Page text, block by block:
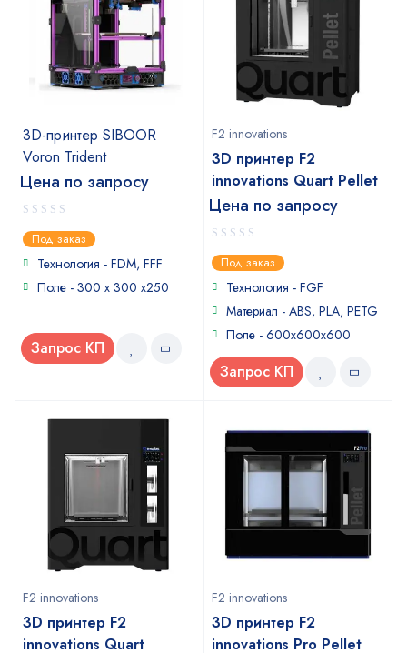
3D-принтер SIBOOR
Voron Trident
Цена по запросу
0
out
of
Под заказ
Технология - FDM, FFF
Поле - 300 х 300 х250
Запрос КП
F2 innovations
3D принтер F2
innovations Quart Pellet
Цена по запросу
0
out
of
Под заказ
Технология - FGF
Материал - ABS, PLA, PETG
Поле - 600x600x600
Запрос КП
F2 innovations
3D принтер F2
innovations Quart
F2 innovations
3D принтер F2
innovations Pro Pellet